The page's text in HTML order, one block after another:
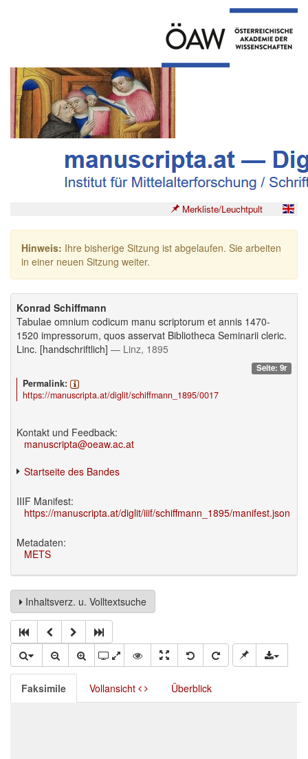
Merkliste/Leuchtpult
Hinweis: Ihre bisherige Sitzung ist abgelaufen. Sie arbeiten
in einer neuen Sitzung weiter.
Konrad Schiffmann
Tabulae omnium codicum manu scriptorum et annis 1470-
1520 impressorum, quos asservat Bibliotheca Seminarii cleric.
Linc. [handschriftlich] — Linz, 1895
Seite: 9r
Permalink:
https://manuscripta.at/diglit/schiffmann_1895/0017
Kontakt und Feedback:
manuscripta@oeaw.ac.at
Startseite des Bandes
IIIF Manifest:
https://manuscripta.at/diglit/iiif/schiffmann_1895/manifest.json
Metadaten:
METS
Inhaltsverz. u. Volltextsuche
Faksimile Vollansicht Überblick